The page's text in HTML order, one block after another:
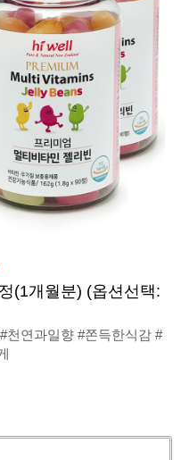
(1개월분) (옵션선택:
천연과일향 #쫀득한식감 #